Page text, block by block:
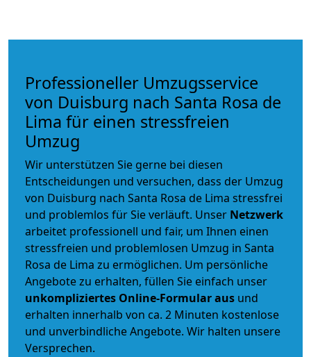
Professioneller Umzugsservice
von Duisburg nach Santa Rosa de
Lima für einen stressfreien
Umzug
Wir unterstützen Sie gerne bei diesen
Entscheidungen und versuchen, dass der Umzug
von Duisburg nach Santa Rosa de Lima stressfrei
und problemlos für Sie verläuft. Unser Netzwerk
arbeitet professionell und fair, um Ihnen einen
stressfreien und problemlosen Umzug in Santa
Rosa de Lima zu ermöglichen. Um persönliche
Angebote zu erhalten, füllen Sie einfach unser
unkompliziertes Online-Formular aus und
erhalten innerhalb von ca. 2 Minuten kostenlose
und unverbindliche Angebote. Wir halten unsere
Versprechen.